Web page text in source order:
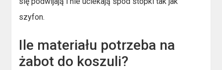
szyfon.
Ile materiału potrzeba na
żabot do koszuli?